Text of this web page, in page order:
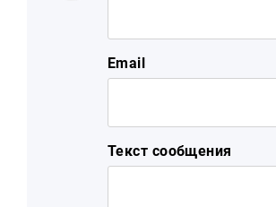
Email
Текст сообщения